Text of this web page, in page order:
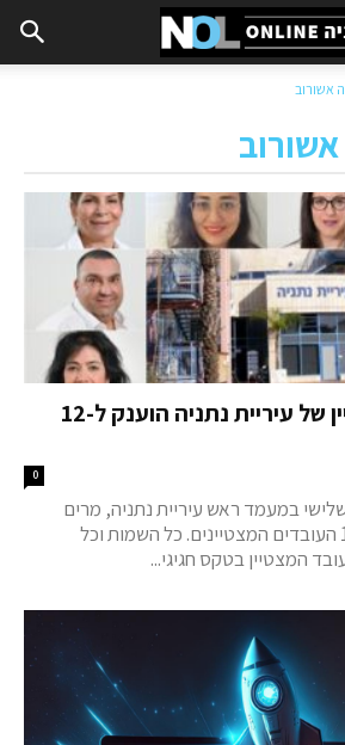
אשורוב
אות העובד המצטיין של עיריית נתניה הוענק ל-12
0
במעמד ראש עיריית נתניה, מרים
פיירברג-איכר, הוצגו 12 העובדים המצטיינים. כל השמות וכל
המצטיין בטקס חגיגי...